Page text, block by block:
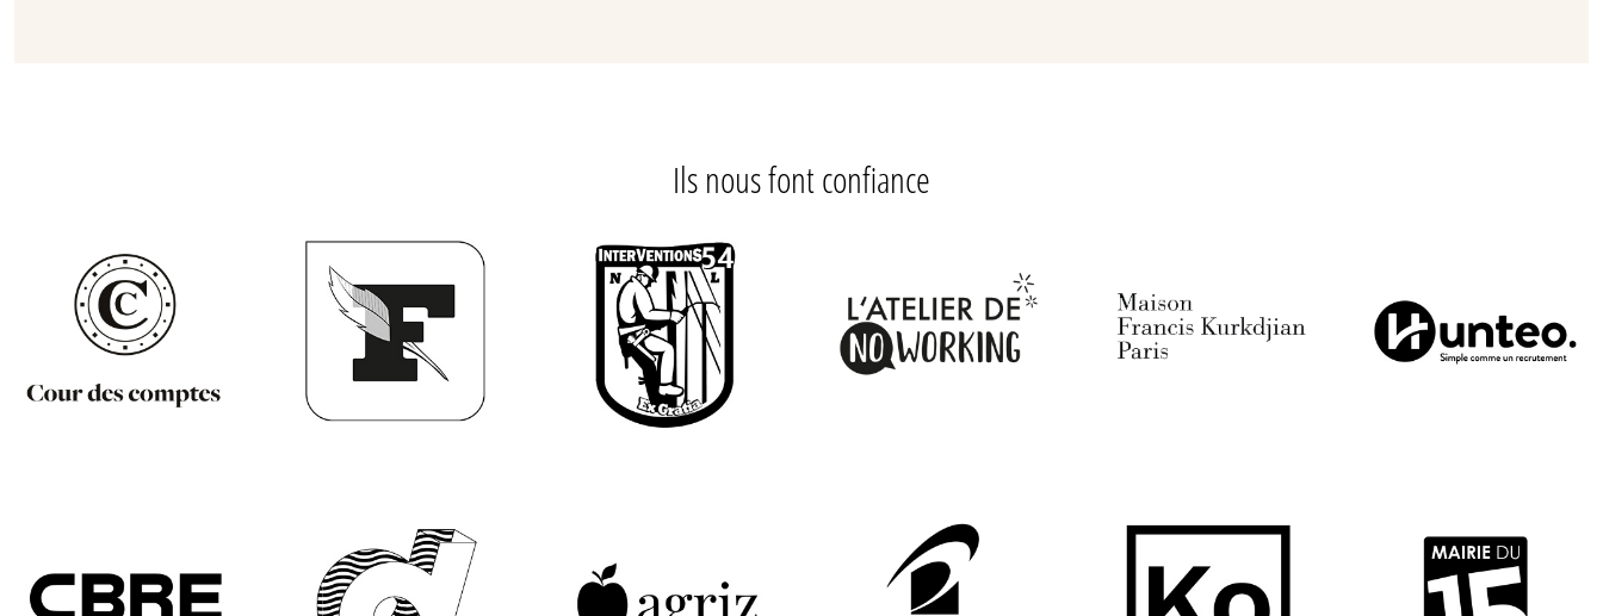
Ils nous font confiance